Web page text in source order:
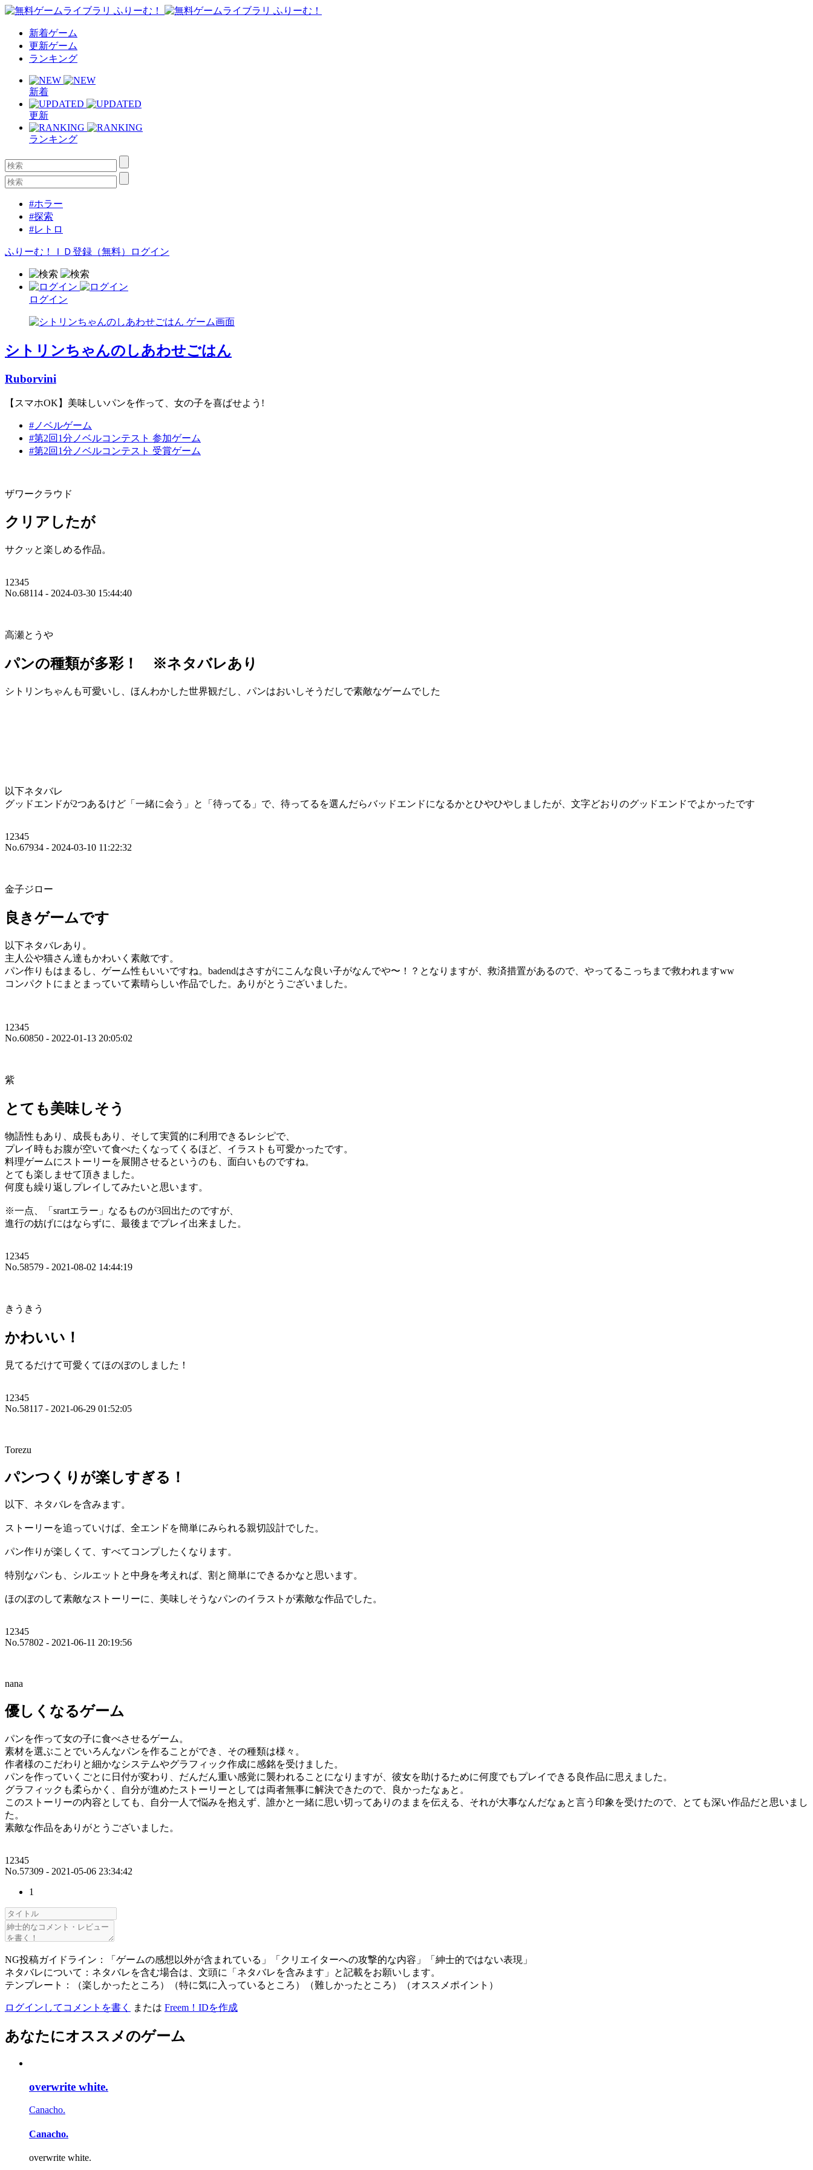
新着ゲーム
更新ゲーム
ランキング
新着
更新
ランキング
#ホラー
#探索
#レトロ
ふりーむ！ＩＤ登録（無料） ログイン
ログイン
シトリンちゃんのしあわせごはん
Ruborvini
【スマホOK】美味しいパンを作って、女の子を喜ばせよう!
#ノベルゲーム
#第2回1分ノベルコンテスト 参加ゲーム
#第2回1分ノベルコンテスト 受賞ゲーム
ザワークラウド
クリアしたが
サクッと楽しめる作品。
12345
No.68114 - 2024-03-30 15:44:40
高瀬とうや
パンの種類が多彩！ ※ネタバレあり
シトリンちゃんも可愛いし、ほんわかした世界観だし、パンはおいしそうだしで素敵なゲームでした
以下ネタバレ
グッドエンドが2つあるけど「一緒に会う」と「待ってる」で、待ってるを選んだらバッドエンドになるかとひやひやしましたが、文字どおりのグッドエンドでよかったです
12345
No.67934 - 2024-03-10 11:22:32
金子ジロー
良きゲームです
以下ネタバレあり。
主人公や猫さん達もかわいく素敵です。
パン作りもはまるし、ゲーム性もいいですね。badendはさすがにこんな良い子がなんでや〜！？となりますが、救済措置があるので、やってるこっちまで救われますww
コンパクトにまとまっていて素晴らしい作品でした。ありがとうございました。
12345
No.60850 - 2022-01-13 20:05:02
紫
とても美味しそう
物語性もあり、成長もあり、そして実質的に利用できるレシピで、
プレイ時もお腹が空いて食べたくなってくるほど、イラストも可愛かったです。
料理ゲームにストーリーを展開させるというのも、面白いものですね。
とても楽しませて頂きました。
何度も繰り返しプレイしてみたいと思います。
※一点、「srartエラー」なるものが3回出たのですが、
進行の妨げにはならずに、最後までプレイ出来ました。
12345
No.58579 - 2021-08-02 14:44:19
きうきう
かわいい！
見てるだけて可愛くてほのぼのしました！
12345
No.58117 - 2021-06-29 01:52:05
Torezu
パンつくりが楽しすぎる！
以下、ネタバレを含みます。
ストーリーを追っていけば、全エンドを簡単にみられる親切設計でした。
パン作りが楽しくて、すべてコンプしたくなります。
特別なパンも、シルエットと中身を考えれば、割と簡単にできるかなと思います。
ほのぼのして素敵なストーリーに、美味しそうなパンのイラストが素敵な作品でした。
12345
No.57802 - 2021-06-11 20:19:56
nana
優しくなるゲーム
パンを作って女の子に食べさせるゲーム。
素材を選ぶことでいろんなパンを作ることができ、その種類は様々。
作者様のこだわりと細かなシステムやグラフィック作成に感銘を受けました。
パンを作っていくごとに日付が変わり、だんだん重い感覚に襲われることになりますが、彼女を助けるために何度でもプレイできる良作品に思えました。
グラフィックも柔らかく、自分が進めたストーリーとしては両者無事に解決できたので、良かったなぁと。
このストーリーの内容としても、自分一人で悩みを抱えず、誰かと一緒に思い切ってありのままを伝える、それが大事なんだなぁと言う印象を受けたので、とても深い作品だと思いまし
た。
素敵な作品をありがとうございました。
12345
No.57309 - 2021-05-06 23:34:42
1
NG投稿ガイドライン：「ゲームの感想以外が含まれている」「クリエイターへの攻撃的な内容」「紳士的ではない表現」
ネタバレについて：ネタバレを含む場合は、文頭に「ネタバレを含みます」と記載をお願いします。
テンプレート：（楽しかったところ）（特に気に入っているところ）（難しかったところ）（オススメポイント）
ログインしてコメントを書く または Freem！IDを作成
あなたにオススメのゲーム
overwrite white.
Canacho.
Canacho.
overwrite white.